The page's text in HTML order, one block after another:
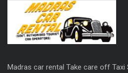
Madras car rental Take care off Taxi